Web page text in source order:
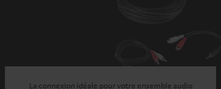
La connexion idéale pour votre ensemble audio